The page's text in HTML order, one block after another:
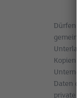
Dürfen
Kopien
Daten
private